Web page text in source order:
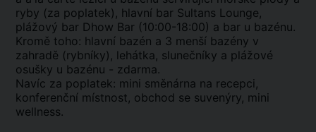
ryby (za poplatek), hlavní bar Sultans Lounge,
plážový bar Dhow Bar (10:00-18:00) a bar u bazénu.
Kromě toho: hlavní bazén a 3 menší bazény v
zahradě (rybníky), lehátka, slunečníky a plážové
osušky u bazénu - zdarma.
Navíc za poplatek: mini směnárna na recepci,
konferenční místnost, obchod se suvenýry, mini
wellness.